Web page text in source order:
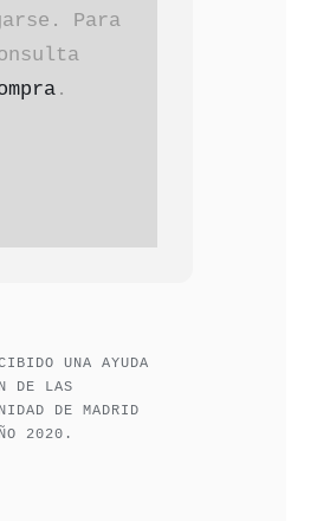
Para
.
UNA AYUDA
DE LAS
DE MADRID
2020.